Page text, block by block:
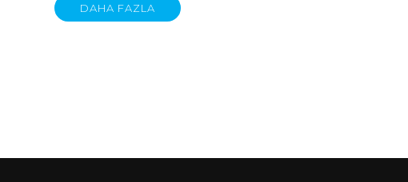
DAHA FAZLA